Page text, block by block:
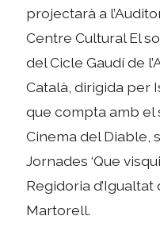
projectarà a
Centre Cultural El
del Cicle Gaudí de
Català, dirigida per
que compta amb el
Cinema del Diable,
Jornades ‘Que
Regidoria d’Igualtat
Martorell.